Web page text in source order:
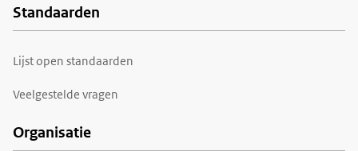
Voet
Standaarden
Lijst open standaarden
Veelgestelde vragen
Organisatie